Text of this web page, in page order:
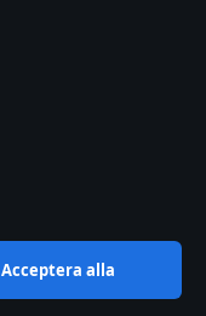
Acceptera alla